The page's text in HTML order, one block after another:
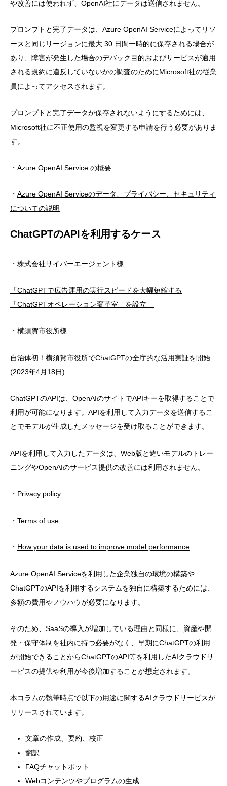
や改善には使われず、OpenAI社にデータは送信されません。
プロンプトと完了データは、Azure OpenAI Serviceによってリソ
ースと同じリージョンに最大 30 日間一時的に保存される場合が
あり、障害が発生した場合のデバック目的およびサービスが適用
される規約に違反していないかの調査のためにMicrosoft社の従業
員によってアクセスされます。
プロンプトと完了データが保存されないようにするためには、
Microsoft社に不正使用の監視を変更する申請を行う必要がありま
す。
・ Azure OpenAI Service の概要
・ Azure OpenAI Serviceのデータ、プライバシー、セキュリティ
についての説明
ChatGPTのAPIを利用するケース
・株式会社サイバーエージェント様
「ChatGPTで広告運用の実行スピードを大幅短縮する
「ChatGPTオペレーション変革室」を設立」
・横須賀市役所様
自治体初！横須賀市役所でChatGPTの全庁的な活用実証を開始
(2023年4月18日)
ChatGPTのAPIは、OpenAIのサイトでAPIキーを取得することで
利用が可能になります。APIを利用して入力データを送信するこ
とでモデルが生成したメッセージを受け取ることができます。
APIを利用して入力したデータは、Web版と違いモデルのトレー
ニングやOpenAIのサービス提供の改善には利用されません。
・ Privacy policy
・ Terms of use
・ How your data is used to improve model performance
Azure OpenAI Serviceを利用した企業独自の環境の構築や
ChatGPTのAPIを利用するシステムを独自に構築するためには、
多額の費用やノウハウが必要になります。
そのため、SaaSの導入が増加している理由と同様に、資産や開
発・保守体制を社内に持つ必要がなく、早期にChatGPTの利用
が開始できることからChatGPTのAPI等を利用したAIクラウドサ
ービスの提供や利用が今後増加することが想定されます。
本コラムの執筆時点で以下の用途に関するAIクラウドサービスが
リリースされています。
文章の作成、要約、校正
翻訳
FAQチャットボット
Webコンテンツやプログラムの生成